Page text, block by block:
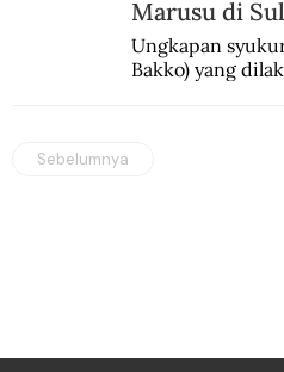
Marusu di
Ungkapan
Bakko) yang
Sebelumnya